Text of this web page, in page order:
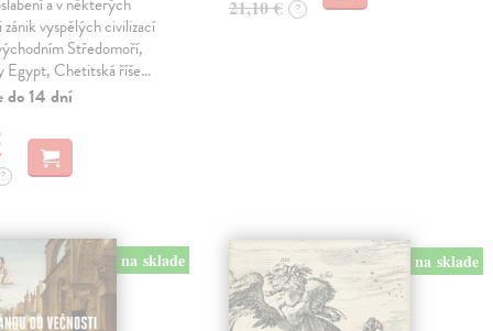
zánik vyspělých civilizací
Středomoří,
Egypt, Chetitská říše…
do 14 dní
?
21,10 € ?
na sklade na sklade